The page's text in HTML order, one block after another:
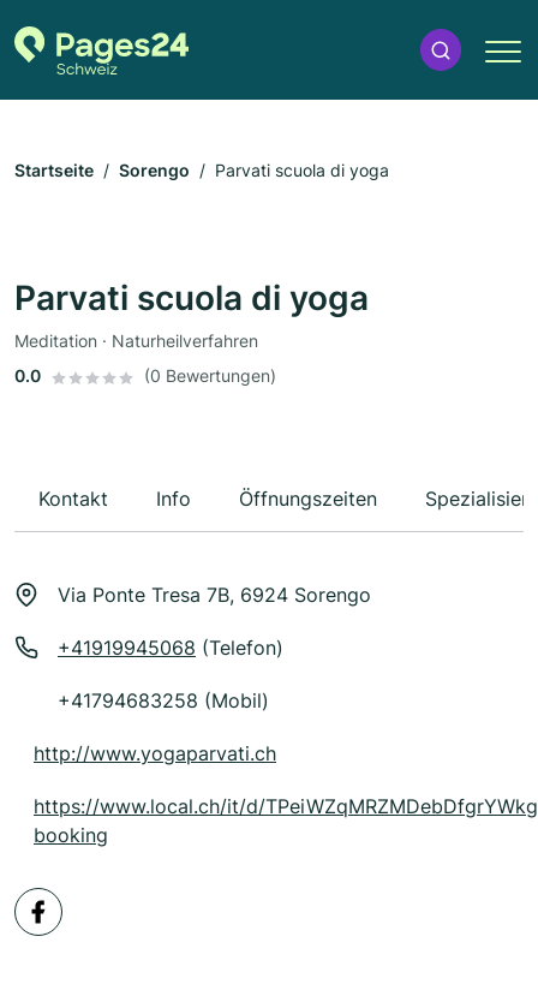
Startseite Sorengo Parvati scuola di yoga
Parvati scuola di yoga
Meditation · Naturheilverfahren
0.0
(0 Bewertungen)
Kontakt Info Öffnungszeiten
Via Ponte Tresa 7B, 6924 Sorengo
+41919945068 (Telefon)
+41794683258 (Mobil)
http://www.yogaparvati.ch
https://www.local.ch/it/d/
booking